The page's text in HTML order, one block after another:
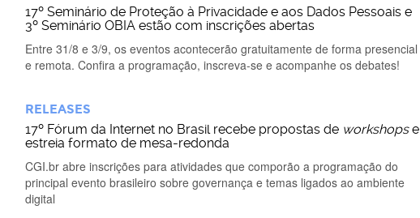
17º Seminário de Proteção à Privacidade e aos Dados Pessoais e
3º Seminário OBIA estão com inscrições abertas
Entre 31/8 e 3/9, os eventos acontecerão gratuitamente de forma presencial
e remota. Confira a programação, inscreva-se e acompanhe os debates!
RELEASES
17º Fórum da Internet no Brasil recebe propostas de workshopse
estreia formato de mesa-redonda
CGI.br abre inscrições para atividades que comporão a programação do
principal evento brasileiro sobre governança e temas ligados ao ambiente
digital